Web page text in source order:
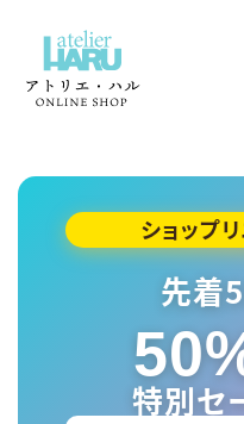
ショップ
先着
特別セ